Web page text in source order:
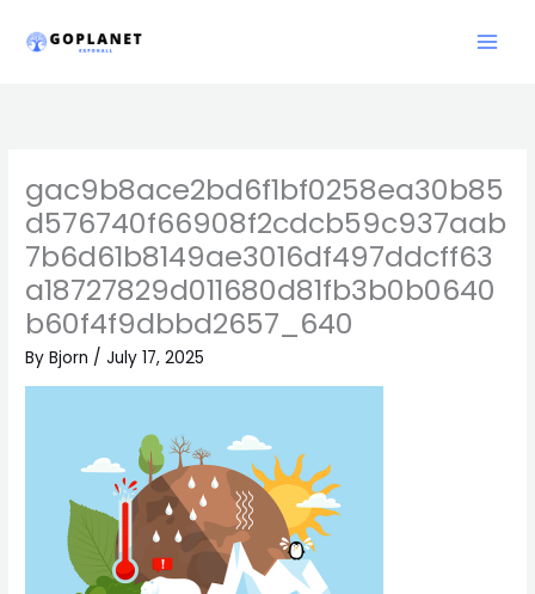
gac9b8ace2bd6f1bf0258ea30b85
d576740f66908f2cdcb59c937aab
7b6d61b8149ae3016df497ddcff63
a18727829d011680d81fb3b0b0640
b60f4f9dbbd2657_640
ByBjorn /July 17, 2025